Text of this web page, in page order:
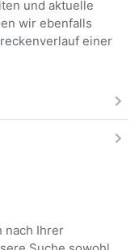
und aktuelle
wir ebenfalls
einer
nach Ihrer